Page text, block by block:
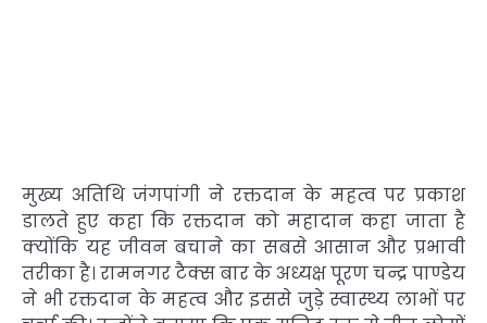
मुख्य अतिथि जंगपांगी ने रक्तदान के महत्व पर प्रकाश
डालते हुए कहा कि रक्तदान को महादान कहा जाता है
क्योंकि यह जीवन बचाने का सबसे आसान और प्रभावी
तरीका है। रामनगर टैक्स बार के अध्यक्ष पूरण चन्द्र पाण्डेय
ने भी रक्तदान के महत्व और इससे जुड़े स्वास्थ्य लाभों पर